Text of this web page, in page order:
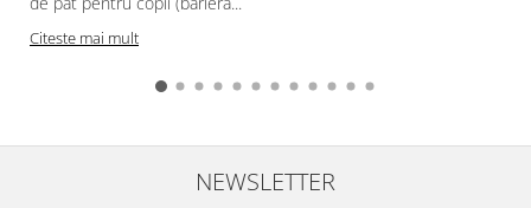
Citeste mai mult
NEWSLETTER